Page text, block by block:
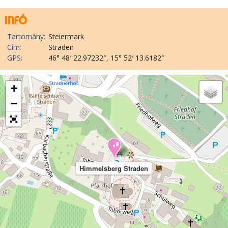
Tartomány: Steiermark
Cím:
Straden
GPS:
46° 48′ 22.97232″, 15° 52′ 13.6182″
Himmelsberg Straden
+
−